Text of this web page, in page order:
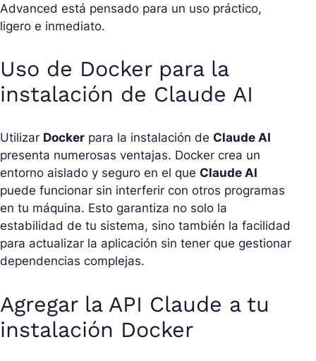
Advanced está pensado para un uso práctico,
ligero e inmediato.
Uso de Docker para la
instalación de Claude AI
Utilizar Docker para la instalación de Claude AI
presenta numerosas ventajas. Docker crea un
entorno aislado y seguro en el que Claude AI
puede funcionar sin interferir con otros programas
en tu máquina. Esto garantiza no solo la
estabilidad de tu sistema, sino también la facilidad
para actualizar la aplicación sin tener que gestionar
dependencias complejas.
Agregar la API Claude a tu
instalación Docker